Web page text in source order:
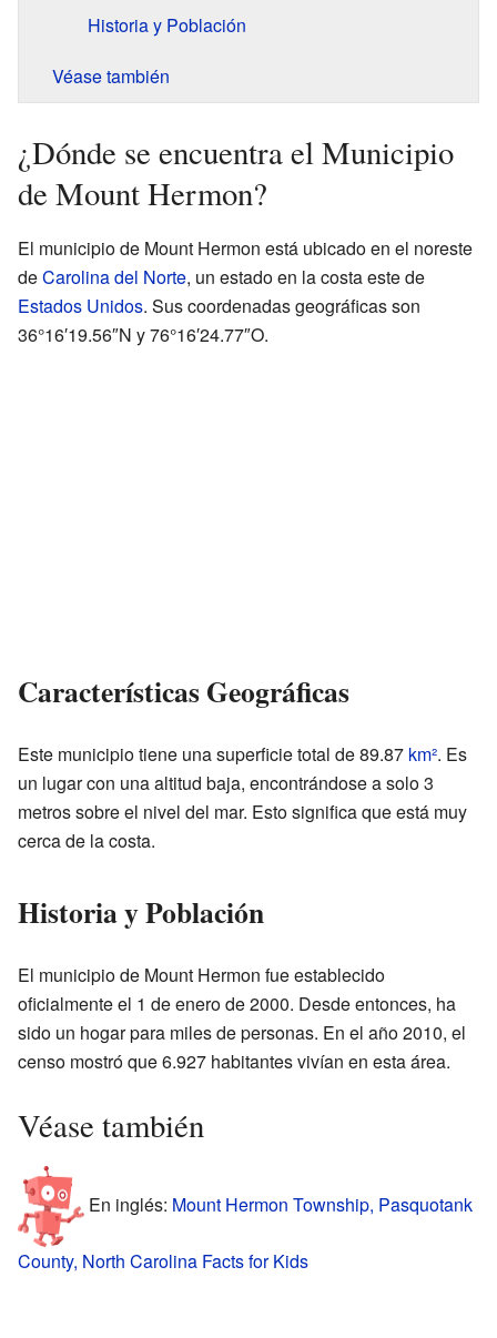
Historia y Población
Véase también
¿Dónde se encuentra el Municipio
de Mount Hermon?
El municipio de Mount Hermon está ubicado en el noreste
deCarolina del Norte, un estado en la costa este de
Estados Unidos. Sus coordenadas geográficas son
36°16′19.56″N y 76°16′24.77″O.
Características Geográficas
Este municipio tiene una superficie total de 89.87 km². Es
un lugar con una altitud baja, encontrándose a solo 3
metros sobre el nivel del mar. Esto significa que está muy
cerca de la costa.
Historia y Población
El municipio de Mount Hermon fue establecido
oficialmente el 1 de enero de 2000. Desde entonces, ha
sido un hogar para miles de personas. En el año 2010, el
censo mostró que 6.927 habitantes vivían en esta área.
Véase también
En inglés: Mount Hermon Township, Pasquotank
County, North Carolina Facts for Kids